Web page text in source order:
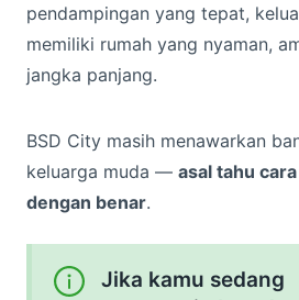
pendampingan yang tepat,
memiliki rumah yang nyaman,
jangka panjang.
BSD City masih menawarkan
keluarga muda — asal tahu
dengan benar.
Jika kamu sedang